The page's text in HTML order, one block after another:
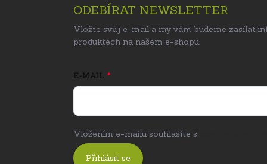
ODEBÍRAT NEWSLETTER
Vložte svůj e-mail a my vám budeme zasílat
produktech na našem e-shopu.
E-MAIL
Vložením e-mailu souhlasíte s
Přihlásit se